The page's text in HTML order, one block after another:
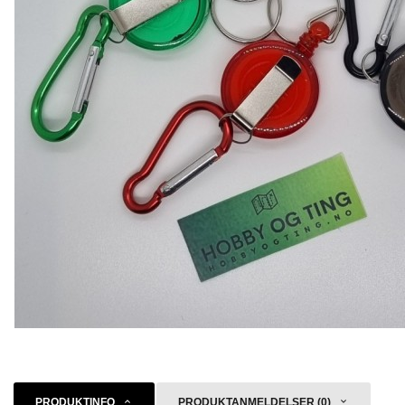
PRODUKTINFO PRODUKTANMELDELSER (0)